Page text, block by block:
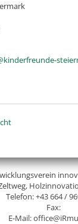
Telefon:+43 664 /
Fax:
E-Mail: